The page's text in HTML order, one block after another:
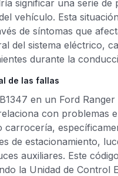
significar una serie de
vehículo. Esta
de síntomas que
del sistema eléctrico,
durante la
de las fallas
en un Ford Ranger
con problemas
carrocería,
de estacionamiento,
auxiliares. Este
la Unidad de Control